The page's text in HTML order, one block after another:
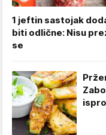
1 jeftin sastojak
biti odlične: Nisu
se